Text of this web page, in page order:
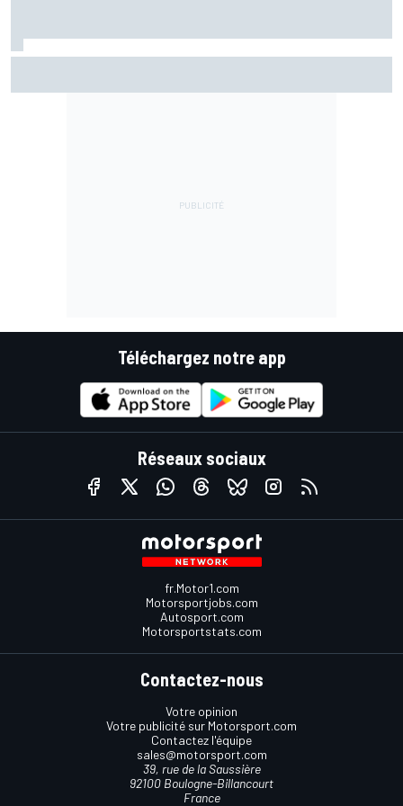
Téléchargez notre app
Réseaux sociaux
fr.Motor1.com
Motorsportjobs.com
Autosport.com
Motorsportstats.com
Contactez-nous
Votre opinion
Votre publicité sur Motorsport.com
Contactez l'équipe
sales@motorsport.com
39, rue de la Saussière
92100 Boulogne-Billancourt
France